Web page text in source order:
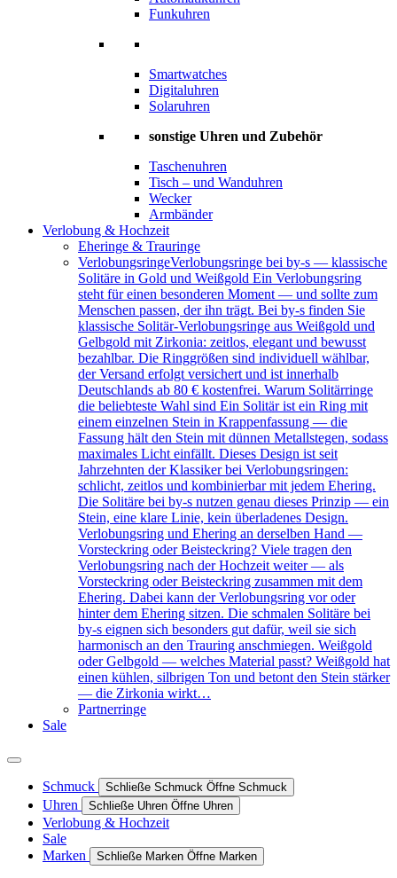
Funkuhren
Smartwatches
Digitaluhren
Solaruhren
sonstige Uhren und Zubehör
Taschenuhren
Tisch – und Wanduhren
Wecker
Armbänder
Verlobung & Hochzeit
Eheringe & Trauringe
VerlobungsringeVerlobungsringe bei by-s — klassische
Solitäre in Gold und Weißgold Ein Verlobungsring
steht für einen besonderen Moment — und sollte zum
Menschen passen, der ihn trägt. Bei by-s finden Sie
klassische Solitär-Verlobungsringe aus Weißgold und
Gelbgold mit Zirkonia: zeitlos, elegant und bewusst
bezahlbar. Die Ringgrößen sind individuell wählbar,
der Versand erfolgt versichert und ist innerhalb
Deutschlands ab 80 € kostenfrei. Warum Solitärringe
die beliebteste Wahl sind Ein Solitär ist ein Ring mit
einem einzelnen Stein in Krappenfassung — die
Fassung hält den Stein mit dünnen Metallstegen, sodass
maximales Licht einfällt. Dieses Design ist seit
Jahrzehnten der Klassiker bei Verlobungsringen:
schlicht, zeitlos und kombinierbar mit jedem Ehering.
Die Solitäre bei by-s nutzen genau dieses Prinzip — ein
Stein, eine klare Linie, kein überladenes Design.
Verlobungsring und Ehering an derselben Hand —
Vorsteckring oder Beisteckring? Viele tragen den
Verlobungsring nach der Hochzeit weiter — als
Vorsteckring oder Beisteckring zusammen mit dem
Ehering. Dabei kann der Verlobungsring vor oder
hinter dem Ehering sitzen. Die schmalen Solitäre bei
by-s eignen sich besonders gut dafür, weil sie sich
harmonisch an den Trauring anschmiegen. Weißgold
oder Gelbgold — welches Material passt? Weißgold hat
einen kühlen, silbrigen Ton und betont den Stein stärker
— die Zirkonia wirkt…
Partnerringe
Sale
Schmuck Schließe Schmuck Öffne Schmuck
Uhren Schließe Uhren Öffne Uhren
Verlobung & Hochzeit
Sale
Marken
Schließe Marken Öffne Marken